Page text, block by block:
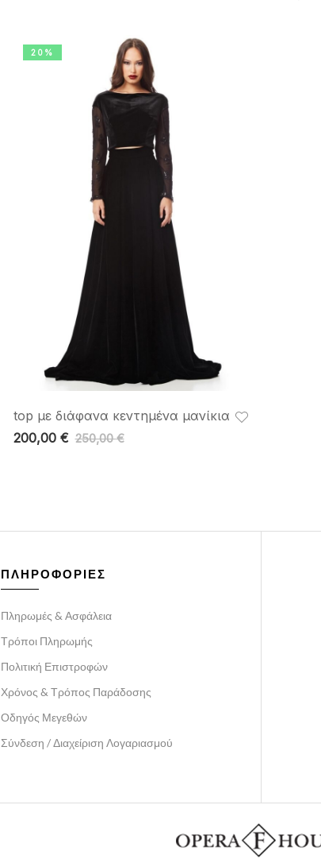
20%
top με διάφανα κεντημένα μανίκια
250,00€
200,00 €
ΠΛΗΡΟΦΟΡΙΕΣ
Πληρωμές & Ασφάλεια
Τρόποι Πληρωμής
Πολιτική Επιστροφών
Χρόνος & Τρόπος Παράδοσης
Οδηγός Μεγεθών
Σύνδεση / Διαχείριση Λογαριασμού